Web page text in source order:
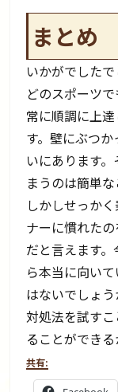
まとめ
いかがでしたで
どのスポーツ
常に順調に上
す。壁にぶつ
いにあります
まうのは簡単な
しかしせっか
ナーに慣れた
だと言えます
ら本当に向い
はないでしょう
対処法を試す
ることができる
共有: